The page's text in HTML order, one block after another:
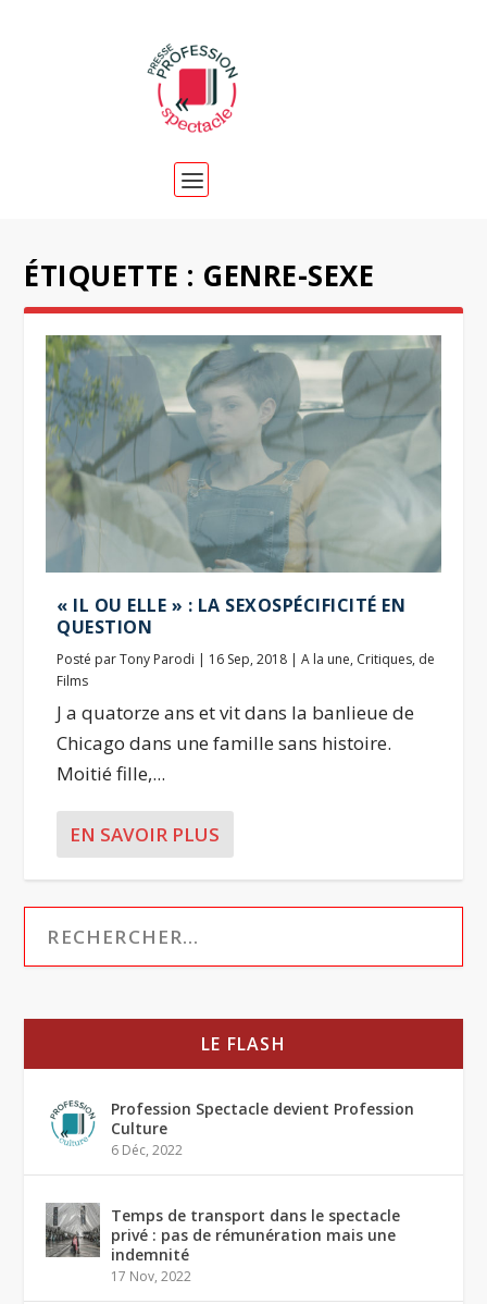
ÉTIQUETTE : GENRE-SEXE
« IL OU ELLE » : LA SEXOSPÉCIFICITÉ EN
QUESTION
Posté parTony Parodi | 16 Sep, 2018 |A la une, Critiques, de
Films
J a quatorze ans et vit dans la banlieue de
Chicago dans une famille sans histoire.
Moitié fille,...
EN SAVOIR PLUS
LE FLASH
Profession Spectacle devient Profession
Culture
6 Déc, 2022
Temps de transport dans le spectacle
privé : pas de rémunération mais une
indemnité
17 Nov, 2022